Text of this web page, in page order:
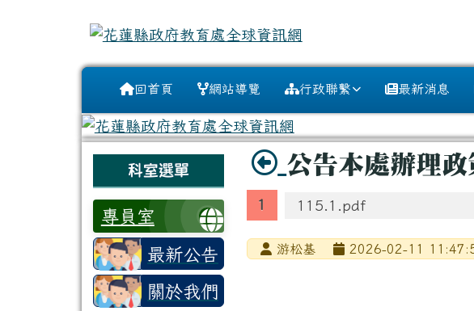
跳至主內容區
花蓮縣政府教育處全球資訊網
回首頁 網站導覽 行政聯繫 最新消息
左邊區域內容
科室選單
專員室
最新公告
關於我們
主內容區域
標題圖示
公告本處辦理
115.1.pdf
游松基 2026-02-11
頁尾區域